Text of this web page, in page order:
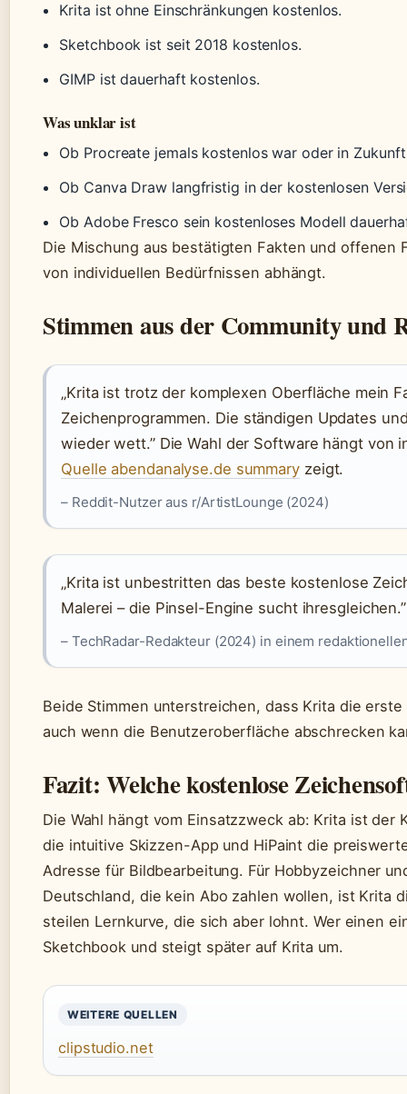
Krita ist ohne Einschränkungen kostenlos.
Sketchbook ist seit 2018 kostenlos.
GIMP ist dauerhaft kostenlos.
Was unklar ist
Ob Procreate jemals kostenlos war oder in
Ob Canva Draw langfristig in der kostenlosen
Ob Adobe Fresco sein kostenloses Modell
Die Mischung aus bestätigten Fakten und offenen
von individuellen Bedürfnissen abhängt.
Stimmen aus der Community und
„Krita ist trotz der komplexen Oberfläche mein
Zeichenprogrammen. Die ständigen Updates
wieder wett.” Die Wahl der Software hängt von
Quelle abendanalyse.de summary zeigt.
– Reddit-Nutzer aus r/ArtistLounge (2024)
„Krita ist unbestritten das beste kostenlose
Malerei – die Pinsel-Engine sucht ihresgleichen.”
– TechRadar-Redakteur (2024) in einem
Beide Stimmen unterstreichen, dass Krita die
auch wenn die Benutzeroberfläche abschrecken
Fazit: Welche kostenlose
Die Wahl hängt vom Einsatzzweck ab: Krita ist
die intuitive Skizzen-App und HiPaint die
Adresse für Bildbearbeitung. Für Hobbyzeichner
Deutschland, die kein Abo zahlen wollen, ist Krita
steilen Lernkurve, die sich aber lohnt. Wer einen
Sketchbook und steigt später auf Krita um.
WEITERE QUELLEN
clipstudio.net